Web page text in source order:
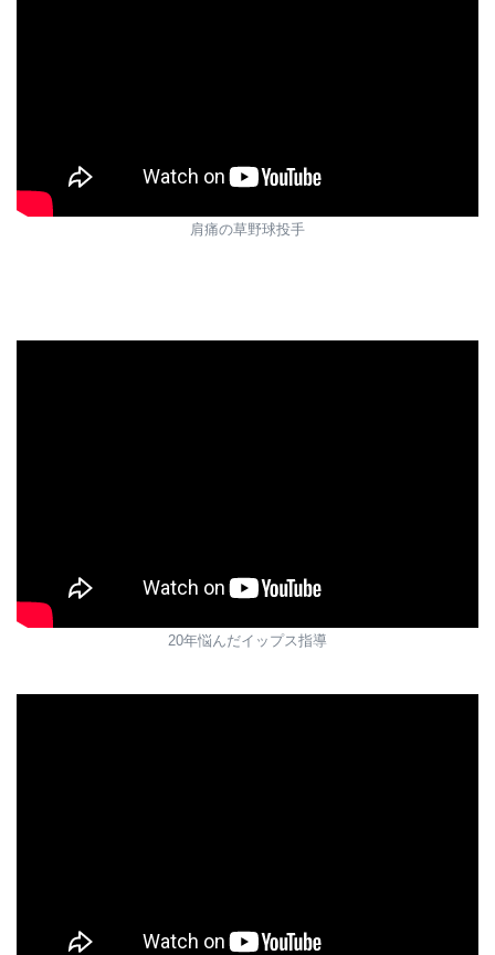
肩痛の草野球投手
20年悩んだイップス指導